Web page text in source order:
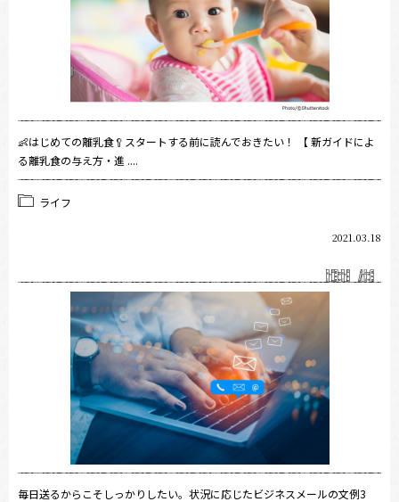
👶はじめての離乳食🥄スタートする前に読んでおきたい！ 【 新ガイドによ
る離乳食の与え方・進 ....
ライフ
2021.03.18
毎日送るからこそしっかりしたい。状況に応じたビジネスメールの文例3